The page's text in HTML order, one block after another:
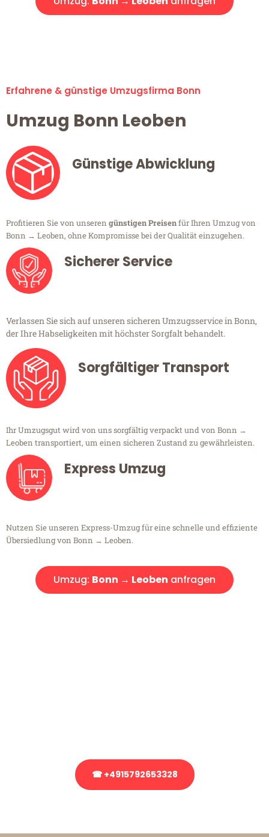
Erfahrene & günstige Umzugsfirma Bonn
Umzug Bonn Leoben
Günstige Abwicklung
Profitieren Sie von unseren günstigen Preisenfür Ihren Umzug von
Bonn → Leoben, ohne Kompromisse bei der Qualität einzugehen.
Sicherer Service
Verlassen Sie sich auf unseren sicheren Umzugsservice in Bonn,
der Ihre Habseligkeiten mit höchster Sorgfalt behandelt.
Sorgfältiger Transport
Ihr Umzugsgut wird von uns sorgfältig verpackt und von Bonn →
Leoben transportiert, um einen sicheren Zustand zu gewährleisten.
Express Umzug
Nutzen Sie unseren Express-Umzug für eine schnelle und effiziente
Übersiedlung von Bonn → Leoben.
Umzug: Bonn → Leoben anfragen
☎ +4915792653328